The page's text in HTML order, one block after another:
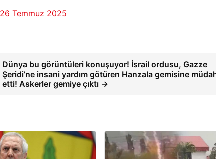
26 Temmuz 2025
Dünya bu görüntüleri konuşuyor! İsrail ordusu, Gazze
Şeridi’ne insani yardım götüren Hanzala gemisine
etti! Askerler gemiye çıktı →